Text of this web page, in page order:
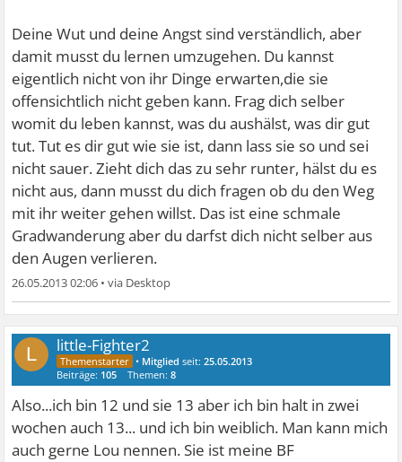
Deine Wut und deine Angst sind verständlich, aber
damit musst du lernen umzugehen. Du kannst
eigentlich nicht von ihr Dinge erwarten,die sie
offensichtlich nicht geben kann. Frag dich selber
womit du leben kannst, was du aushälst, was dir gut
tut. Tut es dir gut wie sie ist, dann lass sie so und sei
nicht sauer. Zieht dich das zu sehr runter, hälst du es
nicht aus, dann musst du dich fragen ob du den Weg
mit ihr weiter gehen willst. Das ist eine schmale
Gradwanderung aber du darfst dich nicht selber aus
den Augen verlieren.
26.05.2013 02:06 •
L little-Fighter2
• Mitglied seit:25.05.2013
Beiträge: 105 Themen:8
Also...ich bin 12 und sie 13 aber ich bin halt in zwei
wochen auch 13... und ich bin weiblich. Man kann mich
auch gerne Lou nennen. Sie ist meine BF